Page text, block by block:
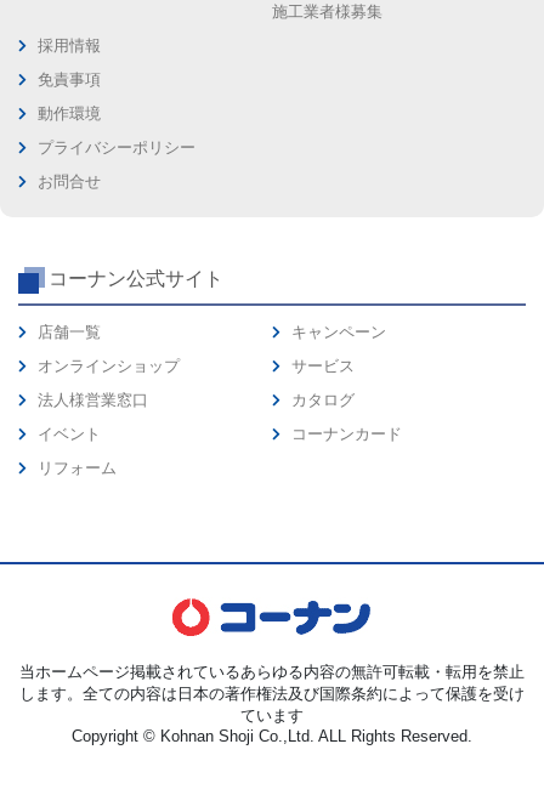
施工業者様募集
採用情報
免責事項
動作環境
プライバシーポリシー
お問合せ
コーナン公式サイト
店舗一覧
オンラインショップ
法人様営業窓口
イベント
リフォーム
キャンペーン
サービス
カタログ
コーナンカード
当ホームページ掲載されているあらゆる内容の無許可転載・転用を禁止
します。全ての内容は日本の著作権法及び国際条約によって保護を受け
ています
Copyright © Kohnan Shoji Co.,Ltd. ALL Rights Reserved.